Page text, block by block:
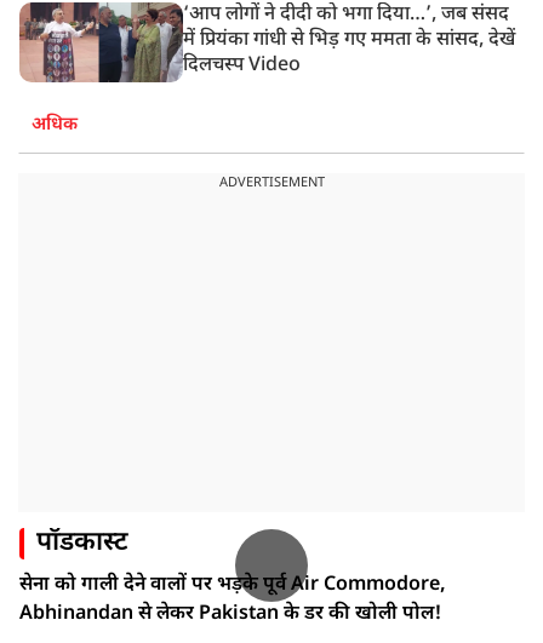
‘आप लोगों ने दीदी को भगा दिया…’, जब संसद
में प्रियंका गांधी से भिड़ गए ममता के सांसद, देखें
दिलचस्प Video
अधिक
ADVERTISEMENT
पॉडकास्ट
सेना को गाली देने वालों पर भड़के पूर्व Air Commodore,
Abhinandan से लेकर Pakistan के डर की खोली पोल!